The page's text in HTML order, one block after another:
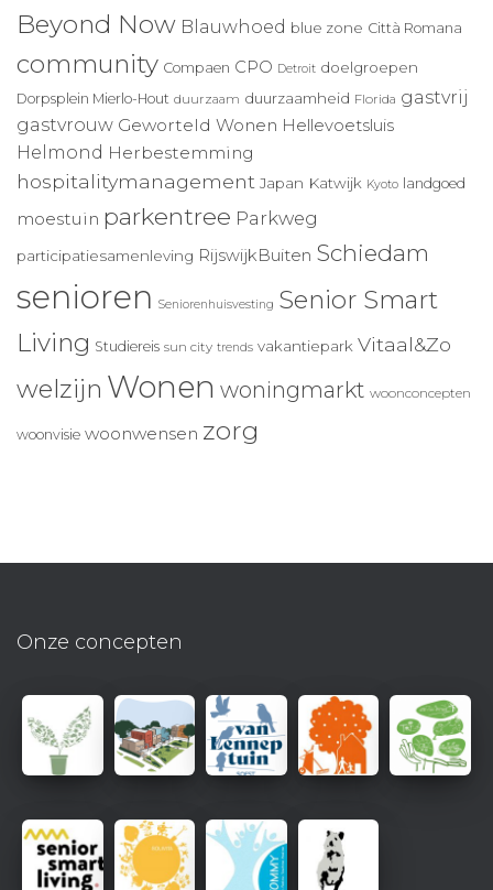
Beyond Now Blauwhoed blue zone Città Romana
community Compaen CPO Detroit doelgroepen
Dorpsplein Mierlo-Hout duurzaam duurzaamheid Florida gastvrij
gastvrouw Geworteld Wonen Hellevoetsluis
Helmond Herbestemming
hospitalitymanagement Japan Katwijk Kyoto landgoed
moestuin parkentree Parkweg
participatiesamenleving RijswijkBuiten Schiedam
senioren Seniorenhuisvesting Senior Smart
Living Studiereis sun city trends vakantiepark Vitaal&Zo
welzijn Wonen woningmarkt woonconcepten
woonvisie woonwensen zorg
Onze concepten